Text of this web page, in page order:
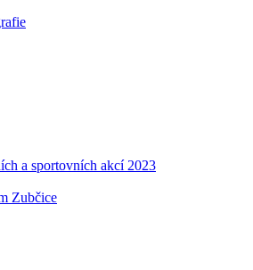
a sportovních akcí 2023
Zubčice